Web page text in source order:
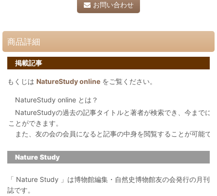
お問い合わせ
商品詳細
掲載記事
もくじは NatureStudy online をご覧ください。
NatureStudy online とは？
NatureStudyの過去の記事タイトルと著者が検索でき、今までに
ことができます。
また、友の会の会員になると記事の中身を閲覧することが可能で
Nature Study
「 Nature Study 」は博物館編集・自然史博物館友の会発行の月刊
誌です。